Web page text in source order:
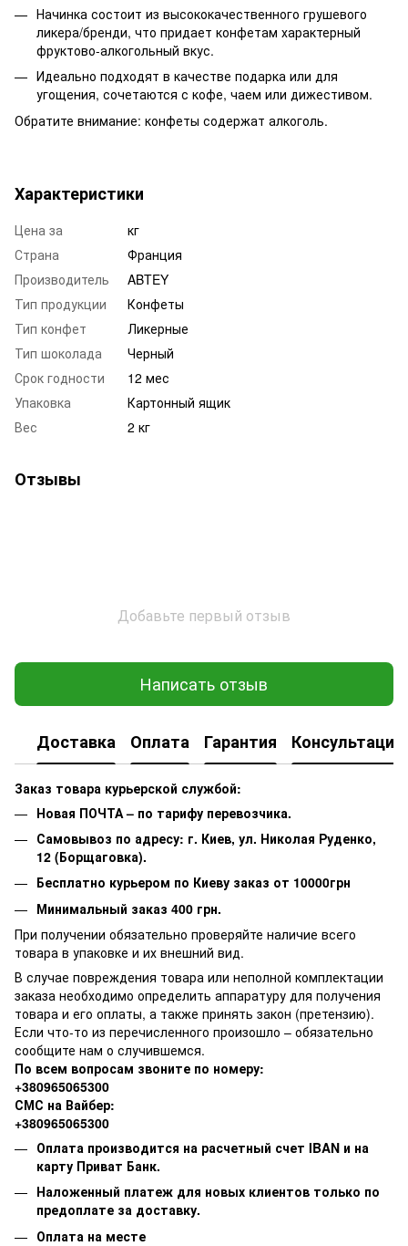
Начинка состоит из высококачественного грушевого
ликера/бренди, что придает конфетам характерный
фруктово-алкогольный вкус.
Идеально подходят в качестве подарка или для
угощения, сочетаются с кофе, чаем или дижестивом.
Обратите внимание: конфеты содержат алкоголь.
Характеристики
Цена за
кг
Страна
Франция
Производитель
ABTEY
Тип продукции
Конфеты
Тип конфет
Ликерные
Тип шоколада
Черный
Срок годности
12 мес
Упаковка
Картонный ящик
Вес
2 кг
Отзывы
Добавьте первый отзыв
Написать отзыв
Доставка Оплата Гарантия Консультация
Заказ товара курьерской службой:
Новая ПОЧТА – по тарифу перевозчика.
Самовывоз по адресу: г. Киев, ул. Николая Руденко,
12 (Борщаговка).
Бесплатно курьером по Киеву заказ от 10000грн
Минимальный заказ 400 грн.
При получении обязательно проверяйте наличие всего
товара в упаковке и их внешний вид.
В случае повреждения товара или неполной комплектации
заказа необходимо определить аппаратуру для получения
товара и его оплаты, а также принять закон (претензию).
Если что-то из перечисленного произошло – обязательно
сообщите нам о случившемся.
По всем вопросам звоните по номеру:
+380965065300
СМС на Вайбер:
+380965065300
Оплата производится на расчетный счет IBAN и на
карту Приват Банк.
Наложенный платеж для новых клиентов только по
предоплате за доставку.
Оплата на месте